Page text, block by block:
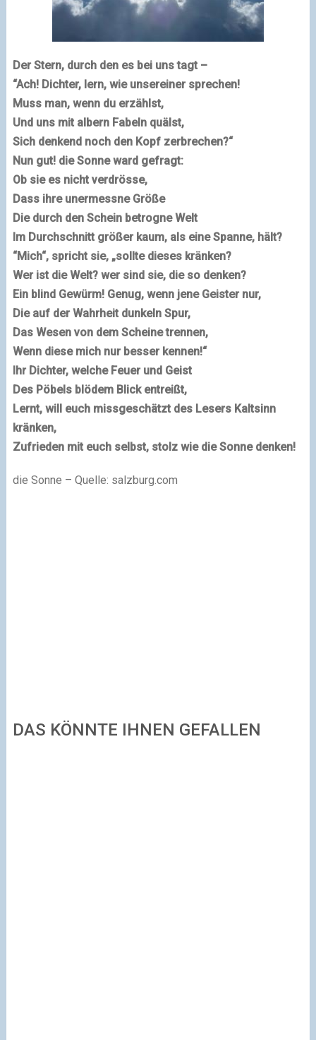
Der Stern, durch den es bei uns tagt –
“Ach! Dichter, lern, wie unsereiner sprechen!
Muss man, wenn du erzählst,
Und uns mit albern Fabeln quälst,
Sich denkend noch den Kopf zerbrechen?“
Nun gut! die Sonne ward gefragt:
Ob sie es nicht verdrösse,
Dass ihre unermessne Größe
Die durch den Schein betrogne Welt
Im Durchschnitt größer kaum, als eine Spanne, hält?
“Mich“, spricht sie, „sollte dieses kränken?
Wer ist die Welt? wer sind sie, die so denken?
Ein blind Gewürm! Genug, wenn jene Geister nur,
Die auf der Wahrheit dunkeln Spur,
Das Wesen von dem Scheine trennen,
Wenn diese mich nur besser kennen!“
Ihr Dichter, welche Feuer und Geist
Des Pöbels blödem Blick entreißt,
Lernt, will euch missgeschätzt des Lesers Kaltsinn
kränken,
Zufrieden mit euch selbst, stolz wie die Sonne denken!
die Sonne – Quelle: salzburg.com
DAS KÖNNTE IHNEN GEFALLEN